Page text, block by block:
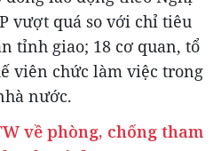
vượt quá so với chỉ tiêu
tỉnh giao; 18 cơ quan, tổ
viên chức làm việc trong
nước.
về phòng, chống tham